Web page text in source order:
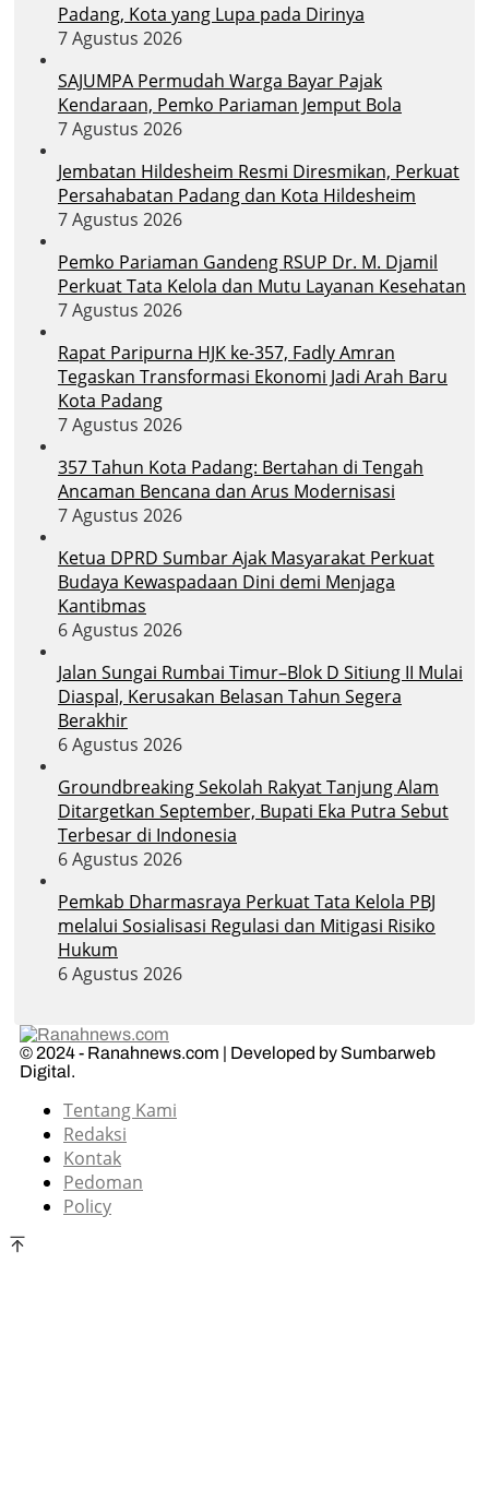
Padang, Kota yang Lupa pada Dirinya
7 Agustus 2026
SAJUMPA Permudah Warga Bayar Pajak
Kendaraan, Pemko Pariaman Jemput Bola
7 Agustus 2026
Jembatan Hildesheim Resmi Diresmikan, Perkuat
Persahabatan Padang dan Kota Hildesheim
7 Agustus 2026
Pemko Pariaman Gandeng RSUP Dr. M. Djamil
Perkuat Tata Kelola dan Mutu Layanan Kesehatan
7 Agustus 2026
Rapat Paripurna HJK ke-357, Fadly Amran
Tegaskan Transformasi Ekonomi Jadi Arah Baru
Kota Padang
7 Agustus 2026
357 Tahun Kota Padang: Bertahan di Tengah
Ancaman Bencana dan Arus Modernisasi
7 Agustus 2026
Ketua DPRD Sumbar Ajak Masyarakat Perkuat
Budaya Kewaspadaan Dini demi Menjaga
Kantibmas
6 Agustus 2026
Jalan Sungai Rumbai Timur–Blok D Sitiung II Mulai
Diaspal, Kerusakan Belasan Tahun Segera
Berakhir
6 Agustus 2026
Groundbreaking Sekolah Rakyat Tanjung Alam
Ditargetkan September, Bupati Eka Putra Sebut
Terbesar di Indonesia
6 Agustus 2026
Pemkab Dharmasraya Perkuat Tata Kelola PBJ
melalui Sosialisasi Regulasi dan Mitigasi Risiko
Hukum
6 Agustus 2026
© 2024 - Ranahnews.com | Developed by Sumbarweb
Digital.
Tentang Kami
Redaksi
Kontak
Pedoman
Policy